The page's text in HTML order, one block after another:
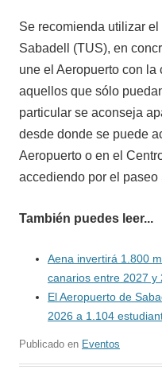
Se recomienda utilizar
Sabadell (TUS), en
une el Aeropuerto con
aquellos que sólo
particular se aconseja
desde donde se puede
Aeropuerto o en el
accediendo por el
También puedes leer...
Aena invertirá 1.800
canarios entre 2027 y
El Aeropuerto de
2026 a 1.104
Publicado en Eventos